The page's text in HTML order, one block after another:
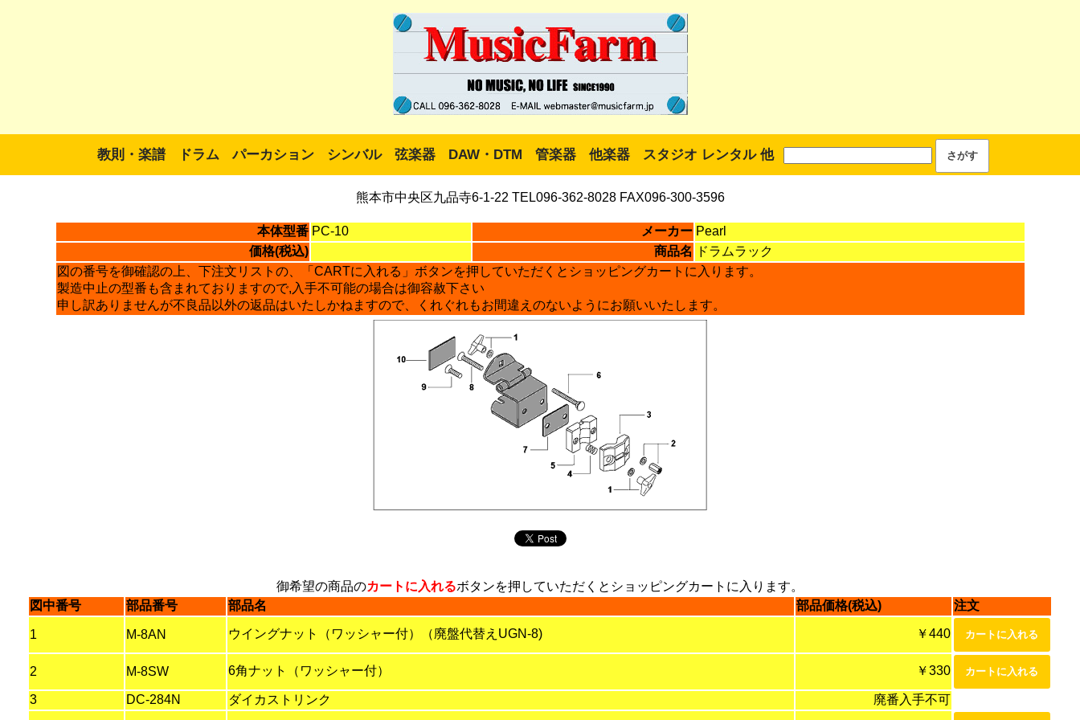
教則・楽譜 ドラム パーカション シンバル 弦楽器 DAW・DTM 管楽器 他楽器 スタジオ レンタル 他
熊本市中央区九品寺6-1-22 TEL096-362-8028 FAX096-300-3596
本体型番 PC-10 メーカー Pearl
価格(税込)
商品名
ドラムラック
図の番号を御確認の上、下注文リストの、「CARTに入れる」ボタンを押していただくとショッピングカートに入ります。
製造中止の型番も含まれておりますので,入手不可能の場合は御容赦下さい
申し訳ありませんが不良品以外の返品はいたしかねますので、くれぐれもお間違えのないようにお願いいたします。
御希望の商品のカートに入れるボタンを押していただくとショッピングカートに入ります。
図中番号
部品番号 部品名 部品価格(税込) 注文
1 M-8AN ウイングナット（ワッシャー付）（廃盤代替えUGN-8) ￥440
2 M-8SW 6角ナット（ワッシャー付） ￥330
3 DC-284N ダイカストリンク 廃番入手不可